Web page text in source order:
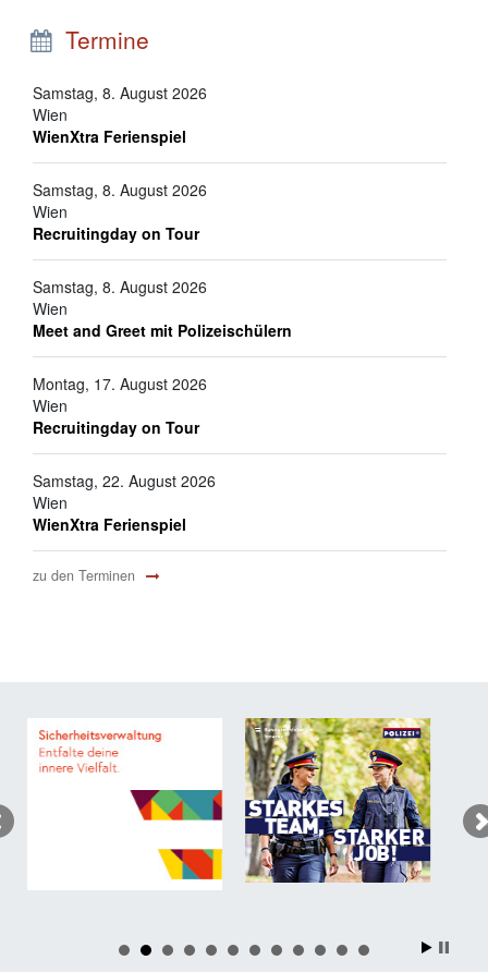
Termine
Samstag, 8. August 2026
Wien
WienXtra Ferienspiel
Samstag, 8. August 2026
Wien
Recruitingday on Tour
Samstag, 8. August 2026
Wien
Meet and Greet mit Polizeischülern
Montag, 17. August 2026
Wien
Recruitingday on Tour
Samstag, 22. August 2026
Wien
WienXtra Ferienspiel
zu den Terminen